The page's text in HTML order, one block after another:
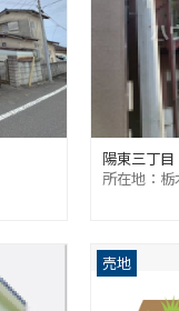
陽東三丁
所在地：
売地